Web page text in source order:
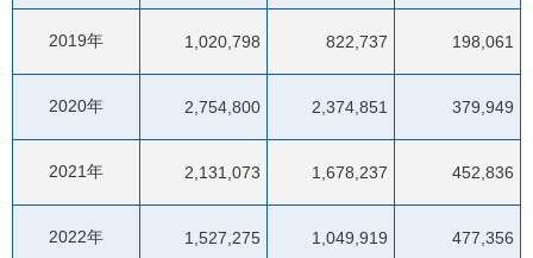
2019年 1,020,798 822,737 198,061
2020年 2,754,800 2,374,851 379,949
2021年 2,131,073 1,678,237 452,836
2022年 1,527,275 1,049,919 477,356